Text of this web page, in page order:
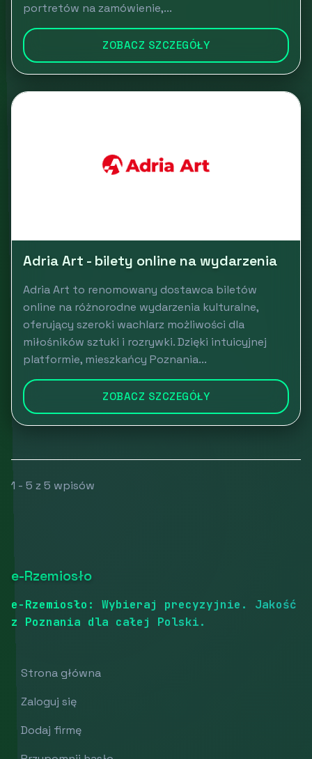
portretów na zamówienie,...
ZOBACZ SZCZEGÓŁY
Adria Art - bilety online na wydarzenia
Adria Art to renomowany dostawca biletów
online na różnorodne wydarzenia kulturalne,
oferujący szeroki wachlarz możliwości dla
miłośników sztuki i rozrywki. Dzięki intuicyjnej
platformie, mieszkańcy Poznania...
ZOBACZ SZCZEGÓŁY
1 - 5 z 5 wpisów
e-Rzemiosło
e-Rzemiosło: Wybieraj precyzyjnie. Jakość
z Poznania dla całej Polski.
Strona główna
Zaloguj się
Dodaj firmę